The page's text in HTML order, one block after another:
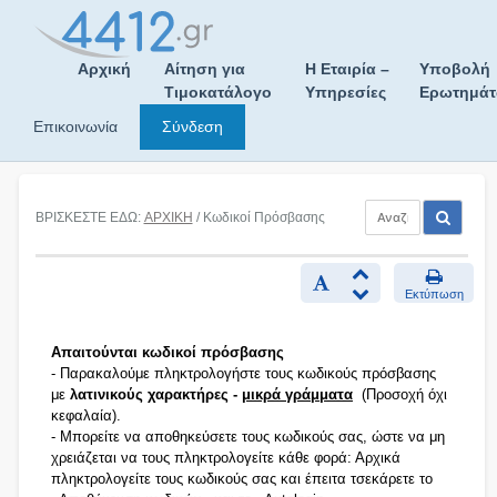
Αρχική
Αίτηση για
Τιμοκατάλογο
Η Εταιρία –
Υπηρεσίες
Υποβολή
Επικοινωνία
Σύνδεση
ΒΡΙΣΚΕΣΤΕ ΕΔΩ: ΑΡΧΙΚΗ / Κωδικοί Πρόσβασης
Εκτύπωση
Απαιτούνται κωδικοί πρόσβασης
- Παρακαλούμε πληκτρολογήστε τους κωδικούς πρόσβασης
με λατινικούς χαρακτήρες - μικρά γράμματα (Προσοχή όχι
κεφαλαία).
- Μπορείτε να αποθηκεύσετε τους κωδικούς σας, ώστε να μη
χρειάζεται να τους πληκτρολογείτε κάθε φορά: Αρχικά
πληκτρολογείτε τους κωδικούς σας και έπειτα τσεκάρετε το